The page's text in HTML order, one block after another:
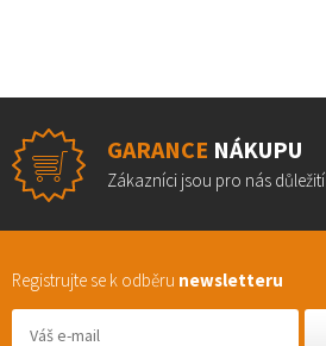
GARANCE NÁKUPU
Zákazníci jsou pro nás důležití
Registrujte se k odběru newsletteru